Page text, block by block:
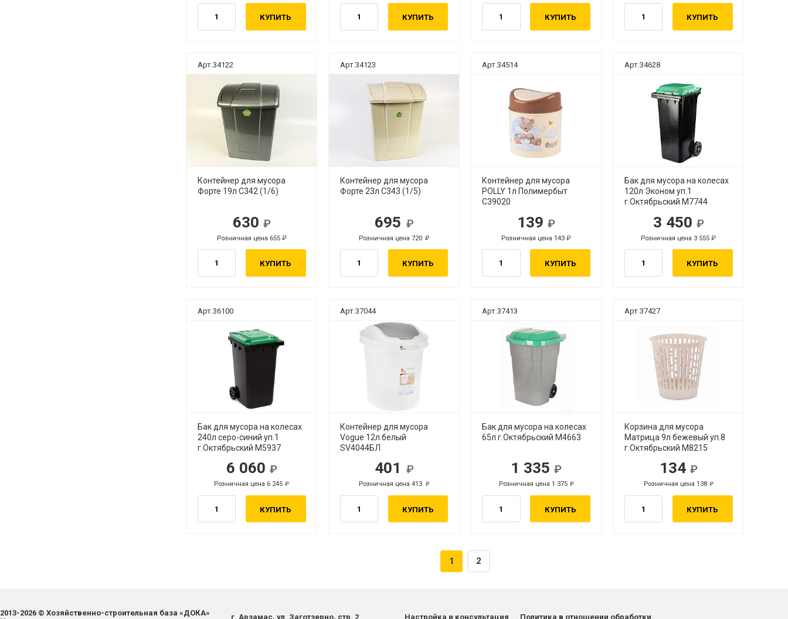
КУПИТЬ КУПИТЬ КУПИТЬ КУПИТЬ
Арт.34122
Контейнер для мусора
Форте 19л С342 (1/6)
630
Розничная цена 655
КУПИТЬ
Арт.34123
Контейнер для мусора
Форте 23л С343 (1/5)
695
Розничная цена 720
КУПИТЬ
Арт.34514
Контейнер для мусора
POLLY 1л Полимербыт
С39020
139
руб.
Розничная цена 143
руб.
КУПИТЬ
Арт.34628
Бак для мусора на колесах
120л Эконом уп.1
г.Октябрьский М7744
3 450
руб.
Розничная цена 3 555
руб.
КУПИТЬ
Арт.36100
Бак для мусора на колесах
240л серо-синий уп.1
г.Октябрьский М5937
6 060
Розничная цена 6 245
КУПИТЬ
Арт.37044
Контейнер для мусора
Vogue 12л белый
SV4044БЛ
401
Розничная цена 413
КУПИТЬ
Арт.37413
Бак для мусора на колесах
65л г.Октябрьский М4663
1 335
руб.
Розничная цена 1 375
руб.
КУПИТЬ
Арт.37427
Корзина для мусора
Матрица 9л бежевый уп.8
г.Октябрьский М8215
134
руб.
Розничная цена 138
руб.
КУПИТЬ
1 2
2013-2026 © Хозяйственно-строительная база «ДОКА»
г. Арзамас, ул. Заготзерно, стр. 2 Настройка и консультация Политика в отношении обработки